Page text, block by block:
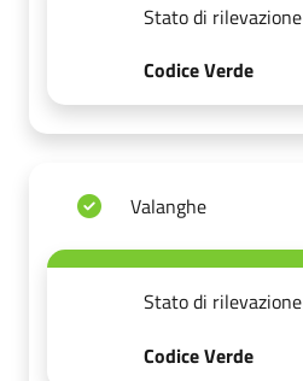
Stato di rilevazione
Codice Verde
Valanghe
Stato di rilevazione
Codice Verde